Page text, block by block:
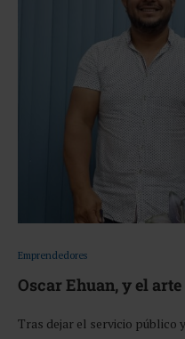
Emprendedores
Oscar Ehuan, y el
Tras dejar el servicio público